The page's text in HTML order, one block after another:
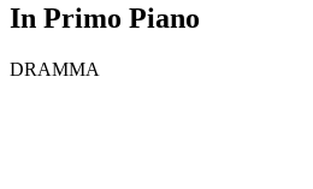
In Primo Piano
DRAMMA